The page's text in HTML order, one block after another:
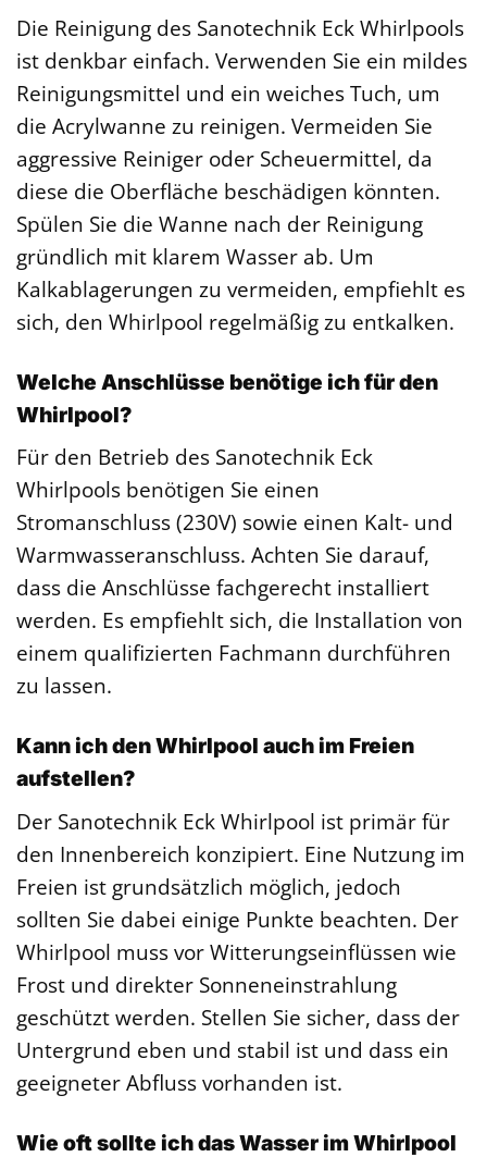
Die Reinigung des Sanotechnik Eck Whirlpools
ist denkbar einfach. Verwenden Sie ein mildes
Reinigungsmittel und ein weiches Tuch, um
die Acrylwanne zu reinigen. Vermeiden Sie
aggressive Reiniger oder Scheuermittel, da
diese die Oberfläche beschädigen könnten.
Spülen Sie die Wanne nach der Reinigung
gründlich mit klarem Wasser ab. Um
Kalkablagerungen zu vermeiden, empfiehlt es
sich, den Whirlpool regelmäßig zu entkalken.
Welche Anschlüsse benötige ich für den
Whirlpool?
Für den Betrieb des Sanotechnik Eck
Whirlpools benötigen Sie einen
Stromanschluss (230V) sowie einen Kalt- und
Warmwasseranschluss. Achten Sie darauf,
dass die Anschlüsse fachgerecht installiert
werden. Es empfiehlt sich, die Installation von
einem qualifizierten Fachmann durchführen
zu lassen.
Kann ich den Whirlpool auch im Freien
aufstellen?
Der Sanotechnik Eck Whirlpool ist primär für
den Innenbereich konzipiert. Eine Nutzung im
Freien ist grundsätzlich möglich, jedoch
sollten Sie dabei einige Punkte beachten. Der
Whirlpool muss vor Witterungseinflüssen wie
Frost und direkter Sonneneinstrahlung
geschützt werden. Stellen Sie sicher, dass der
Untergrund eben und stabil ist und dass ein
geeigneter Abfluss vorhanden ist.
Wie oft sollte ich das Wasser im Whirlpool